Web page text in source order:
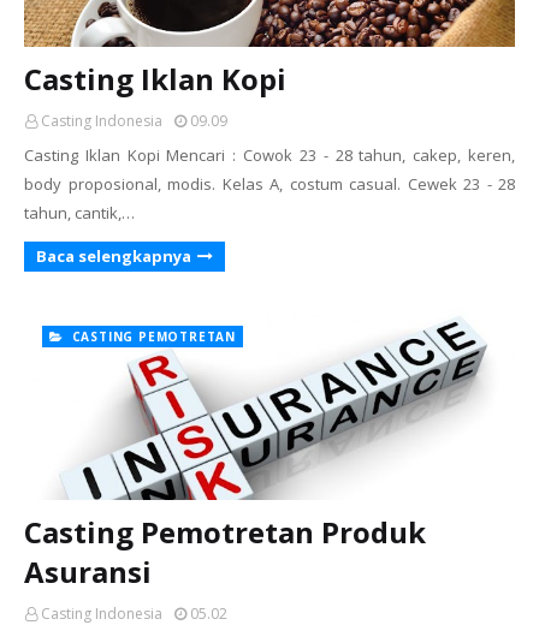
Casting Iklan Kopi
Casting Indonesia 09.09
Casting Iklan Kopi Mencari : Cowok 23 - 28 tahun, cakep, keren,
body proposional, modis. Kelas A, costum casual. Cewek 23 - 28
tahun, cantik,…
Baca selengkapnya
CASTING PEMOTRETAN
Casting Pemotretan Produk
Asuransi
Casting Indonesia 05.02